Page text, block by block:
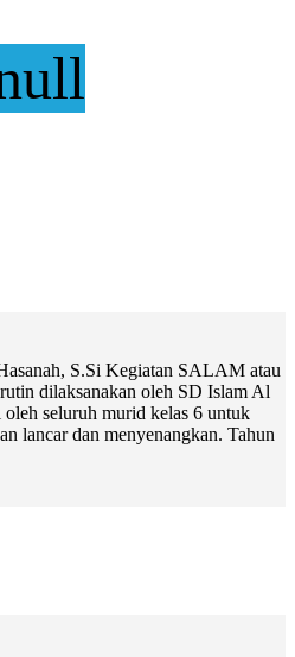
S.Si Kegiatan SALAM atau
dilaksanakan oleh SD Islam Al
seluruh murid kelas 6 untuk
lancar dan menyenangkan. Tahun